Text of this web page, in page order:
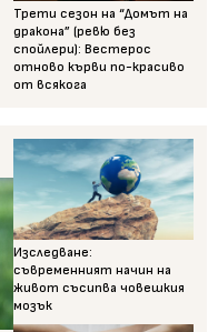
Трети сезон на “Домът на
дракона” (ревю без
спойлери): Вестерос
отново кърви по-красиво
от всякога
Изследване:
съвременният начин на
живот съсипва човешкия
мозък